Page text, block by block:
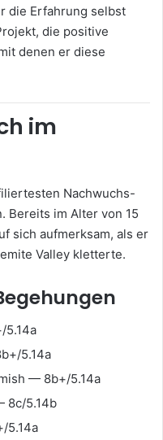
die Erfahrung selbst
die positive
denen er diese
im
Nachwuchs-
Bereits im Alter von 15
sich aufmerksam, als er
Valley kletterte.
5.14a
5.14a
— 8b+/5.14a
8c/5.14b
5.14a